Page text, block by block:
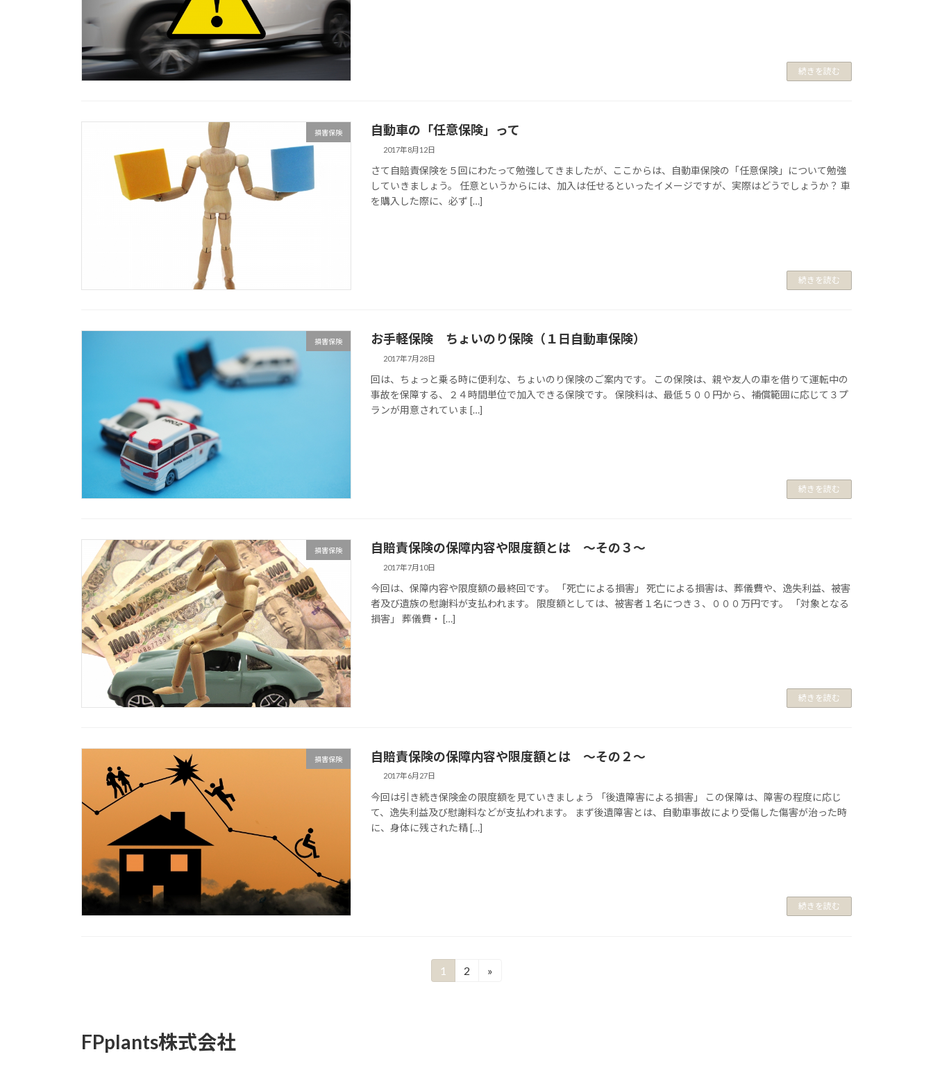
続きを読む
損害保険 自動車の「任意保険」って
2017年8月12日
さて自賠責保険を５回にわたって勉強してきましたが、ここからは、自動車保険の「任意保険」について勉強
していきましょう。 任意というからには、加入は任せるといったイメージですが、実際はどうでしょうか？ 車
を購入した際に、必ず […]
続きを読む
損害保険 お手軽保険 ちょいのり保険（１日自動車保険）
2017年7月28日
回は、ちょっと乗る時に便利な、ちょいのり保険のご案内です。 この保険は、親や友人の車を借りて運転中の
事故を保障する、２４時間単位で加入できる保険です。 保険料は、最低５００円から、補償範囲に応じて３プ
ランが用意されていま […]
続きを読む
損害保険 自賠責保険の保障内容や限度額とは 〜その３〜
2017年7月10日
今回は、保障内容や限度額の最終回です。 「死亡による損害」 死亡による損害は、葬儀費や、逸失利益、被害
者及び遺族の慰謝料が支払われます。 限度額としては、被害者１名につき３、０００万円です。 「対象となる
損害」 葬儀費・ […]
続きを読む
損害保険 自賠責保険の保障内容や限度額とは 〜その２〜
2017年6月27日
今回は引き続き保険金の限度額を見ていきましょう 「後遺障害による損害」 この保障は、障害の程度に応じ
て、逸失利益及び慰謝料などが支払われます。 まず後遺障害とは、自動車事故により受傷した傷害が治った時
に、身体に残された精 […]
続きを読む
ペ
固
1
固
2 »
FPplants株式会社